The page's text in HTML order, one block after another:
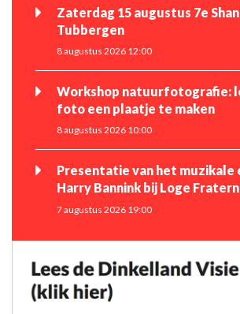
Zaterdag 15 augustus 7e
Tubbergen
8 augustus 2026 12:00
Workshop natuurfotografie:
foto een plaatje te maken
8 augustus 2026 10:00
Presentatie van het muzikale
Harry Bannink bij Loge
7 augustus 2026 19:00